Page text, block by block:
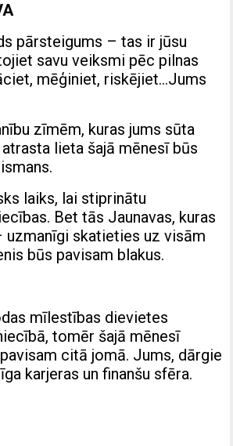
pārsteigums – tas ir jūsu
savu veiksmi pēc pilnas
mēģiniet, riskējiet…Jums
zīmēm, kuras jums sūta
lieta šajā mēnesī būs
laiks, lai stiprinātu
Bet tās Jaunavas, kuras
uzmanīgi skatieties uz visām
būs pavisam blakus.
mīlestības dievietes
tomēr šajā mēnesī
citā jomā. Jums, dārgie
karjeras un finanšu sfēra.